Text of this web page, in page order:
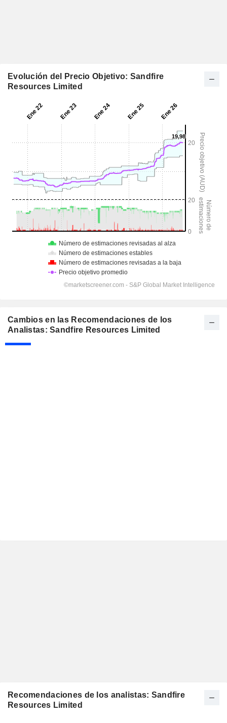
Evolución del Precio Objetivo: Sandfire
Resources Limited
Cambios en las Recomendaciones de los
Analistas: Sandfire Resources Limited
Recomendaciones de los analistas: Sandfire
Resources Limited